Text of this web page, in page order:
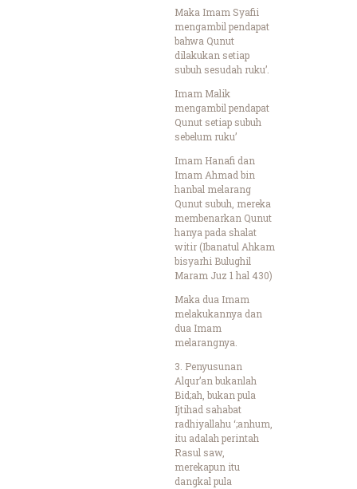
Maka Imam Syafii
mengambil pendapat
bahwa Qunut
dilakukan setiap
subuh sesudah ruku’.
Imam Malik
mengambil pendapat
Qunut setiap subuh
sebelum ruku’
Imam Hanafi dan
Imam Ahmad bin
hanbal melarang
Qunut subuh, mereka
membenarkan Qunut
hanya pada shalat
witir (Ibanatul Ahkam
bisyarhi Bulughil
Maram Juz 1 hal 430)
Maka dua Imam
melakukannya dan
dua Imam
melarangnya.
3. Penyusunan
Alqur’an bukanlah
Bid;ah, bukan pula
Ijtihad sahabat
radhiyallahu ‘;anhum,
itu adalah perintah
Rasul saw,
merekapun itu
dangkal pula